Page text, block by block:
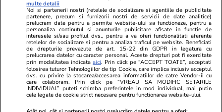
dar accesul la bord nu este încă
permis, anunță DSU
Știri România 23 iul.
Ilie Bolojan, despre întâlnirea
Marcel Ciolacu-Ionel Arsene, în
Italia: „Eşti ceea ce faci, nu ceea
multe detalii
Noi si partenerii nostri (retelele de socializare si agentiile de publicitate
partenere, precum si furnizorii nostri de servicii de date analitice)
prelucram date pentru a permite website-ului sa functioneze, pentru a
personaliza continutul si anunturile publicitare afisate in functie de
interesele si/sau profilul dvs., pentru a va oferi functionalitati aferente
retelelor de socializare si pentru a analiza traficul pe website. Beneficiati
de drepturile prevazute de art. 15-22 din GDPR in legatura cu
prelucrarea datelor cu caracter personal. Aceste drepturi pot fi exercitate
prin modalitatea indicataaici. Prin click pe “ACCEPT TOATE”, acceptati
folosirea tuturor Tehnologiilor de tip Cookie, care implica inclusiv acceptul
dvs. cu privire la stocarea/accesarea informatiilor de catre Vendor-ii cu
care colaboram. Prin click pe “VREAU SA MODIFIC SETARILE
INDIVIDUAL” puteti schimba preferintele in mod individual, mai putin
cele legate de cookie strict necesare pentru functionarea website-ului.